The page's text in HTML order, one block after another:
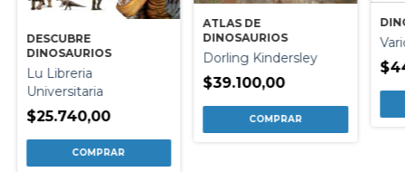
DESCUBRE
DINOSAURIOS
Lu Libreria
Universitaria
$25.740,00
ATLAS DE
DINOSAURIOS
Dorling Kindersley
$39.100,00